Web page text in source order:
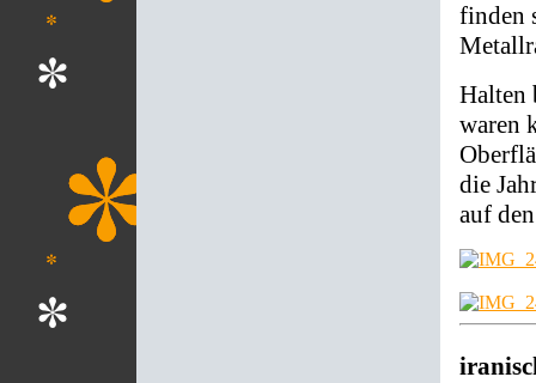
finden
Halten
waren
die
auf